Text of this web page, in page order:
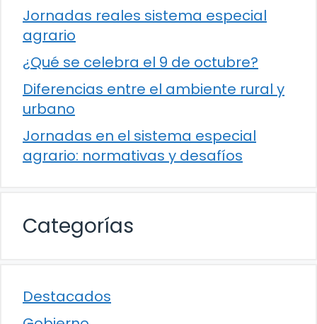
Jornadas reales sistema especial
agrario
¿Qué se celebra el 9 de octubre?
Diferencias entre el ambiente rural y
urbano
Jornadas en el sistema especial
agrario: normativas y desafíos
Categorías
Destacados